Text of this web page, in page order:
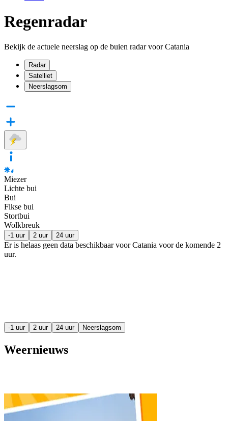
Regenradar
Bekijk de actuele neerslag op de buien radar voor Catania
Radar
Satelliet
Neerslagsom
Miezer
Lichte bui
Bui
Fikse bui
Stortbui
Wolkbreuk
-1 uur 2 uur 24 uur
Er is helaas geen data beschikbaar voor Catania voor de komende 2
uur.
-1 uur 2 uur 24 uur Neerslagsom
Weernieuws